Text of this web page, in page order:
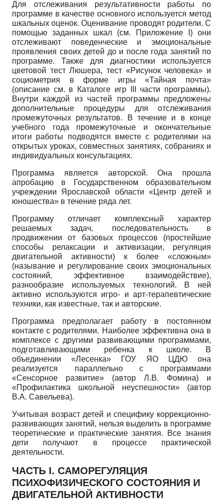
Для отслеживания результативности работы по
программе в качестве основного используется метод
шкальных оценок. Оценивание проводят родители. С
помощью заданных шкал (см. Приложение I) они
отслеживают поведенческие и эмоциональные
проявления своих детей до и после года занятий по
программе. Также для диагностики используется
цветовой тест Люшера, тест «Рисунок человека» и
социометрия в форме игры «Тайная почта»
(описание см. в Каталоге игр III части программы).
Внутри каждой из частей программы предложены
дополнительные процедуры для отслеживания
промежуточных результатов. В течение и в конце
учебного года промежуточные и окончательные
итоги работы подводятся вместе с родителями на
открытых уроках, совместных занятиях, собраниях и
индивидуальных консультациях.
Программа является авторской. Она прошла
апробацию в Государственном образовательном
учреждении Ярославской области «Центр детей и
юношества» в течение ряда лет.
Программу отличает комплексный характер
решаемых задач, последовательность в
продвижении от базовых процессов (простейшие
способы релаксации и активизации, регуляция
двигательной активности) к более «сложным»
(называние и регулирование своих эмоциональных
состояний, эффективное взаимодействие),
разнообразие используемых технологий. В ней
активно используются игро- и арт-терапевтические
техники, как известные, так и авторские.
Программа предполагает работу в постоянном
контакте с родителями. Наиболее эффективна она в
комплексе с другими развивающими программами,
подготавливающими ребенка к школе. В
объединении «Лесенка» ГОУ ЯО ЦДЮ она
реализуется параллельно с программами
«Сенсорное развитие» (автор Л.В. Фомина) и
«Профилактика школьной неуспешности» (автор
В.А. Савельева).
Учитывая возраст детей и специфику коррек­ционно-
развивающих занятий, нельзя выделить в программе
теоретические и практические занятия. Все знания
дети получают в процессе практической
деятельности.
ЧАСТЬ I. САМОРЕГУЛЯЦИЯ
ПСИХОФИЗИЧЕСКОГО СОСТОЯНИЯ И
ДВИГАТЕЛЬНОЙ АКТИВНОСТИ